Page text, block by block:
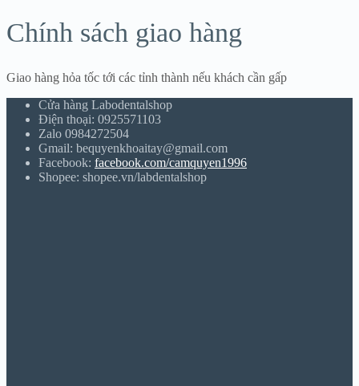
Chính sách giao hàng
Giao hàng hỏa tốc tới các tỉnh thành nếu khách cần gấp
Cửa hàng Labodentalshop
Điện thoại: 0925571103
Zalo 0984272504
Gmail: bequyenkhoaitay@gmail.com
Facebook: facebook.com/camquyen1996
Shopee: shopee.vn/labdentalshop